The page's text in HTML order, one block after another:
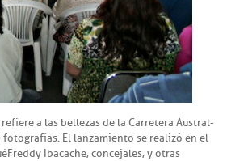
refiere a las bellezas de la Carretera Austral-
El lanzamiento se realizó en el
Ibacache, concejales, y otras